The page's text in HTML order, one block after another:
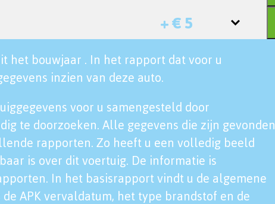
+ € 5
het bouwjaar . In het rapport dat voor u
inzien van deze auto.
voor u samengesteld door
te doorzoeken. Alle gegevens die zijn gevonden
rapporten. Zo heeft u een volledig beeld
is over dit voertuig. De informatie is
In het basisrapport vindt u de algemene
APK vervaldatum, het type brandstof en de